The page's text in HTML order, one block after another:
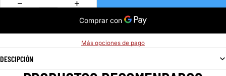
Más opciones de pago
DESCIPCIÓN